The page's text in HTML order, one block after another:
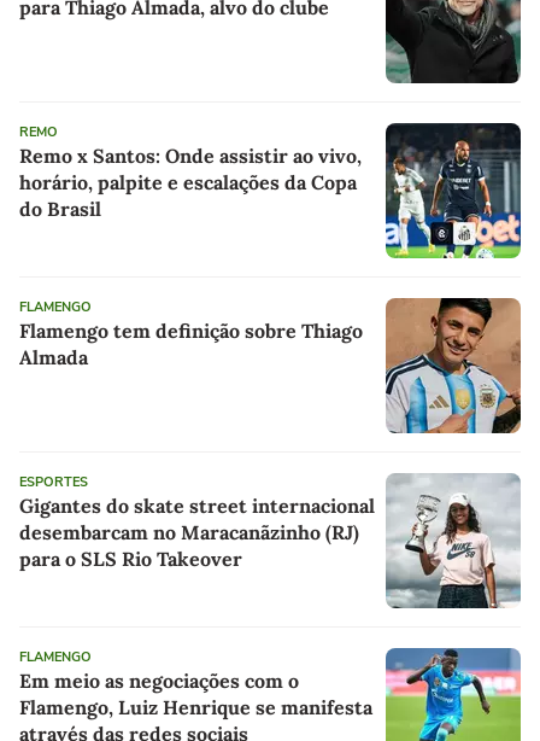
para Thiago Almada, alvo do clube
REMO
Remo x Santos: Onde assistir ao vivo,
horário, palpite e escalações da Copa
do Brasil
FLAMENGO
Flamengo tem definição sobre Thiago
Almada
ESPORTES
Gigantes do skate street internacional
desembarcam no Maracanãzinho (RJ)
para o SLS Rio Takeover
FLAMENGO
Em meio as negociações com o
Flamengo, Luiz Henrique se manifesta
através das redes sociais